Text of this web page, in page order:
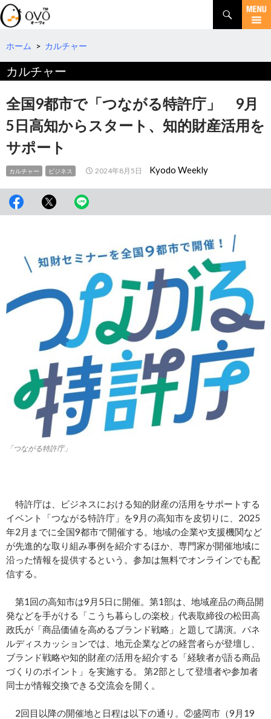
検
索
コ
テ
ツ
へ
動
ホーム > カルチャー
カルチャー
全国9都市で「つながる特許庁」 9月
5日高知からスタート、知的財産活用を
サポート
カルチャー ビジネス 2024年8月5日 Kyodo Weekly
「つながる特許庁」
特許庁は、ビジネスにおける知的財産の活用をサポートする
イベント「つながる特許庁」を9月の高知市を皮切りに、2025
年2月までに全国9都市で開催する。地域の企業や支援機関など
が先進的な取り組み事例を紹介するほか、専門家が開催地域に
沿った情報を提供するという。参加は無料でオンラインでも配
信する。
第1回の高知市は9月5日に開催。第1部は、地域産品の商品開
発などを手がける「こうち暮らしの楽校」代表取締役の松田高
政氏が「商品価値を高めるブランド戦略」と題して講演。パネ
ルディスカッションでは、地元企業などの経営者らが登壇し、
ブランド戦略や知的財産の活用を紹介する「経験者が語る商品
づくりのポイント」を実施する。 第2部として登壇者や参加者
同士が情報交換できる交流会を開く。
2回目以降の開催地と日程は以下の通り。②盛岡市（9月19